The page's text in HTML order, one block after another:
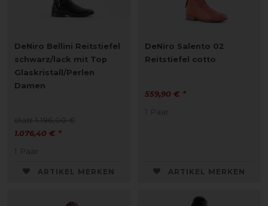
DeNiro Bellini Reitstiefel
schwarz/lack mit Top
Glaskristall/Perlen
Damen
statt 1.196,00 €
1.076,40 € *
1 Paar
ARTIKEL MERKEN
DeNiro Salento 02
Reitstiefel cotto
559,90 € *
1 Paar
ARTIKEL MERKEN